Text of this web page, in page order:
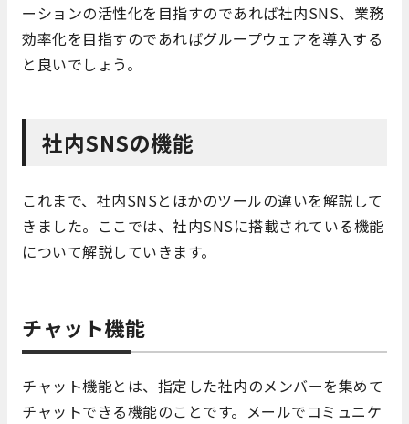
ーションの活性化を目指すのであれば社内SNS、業務
効率化を目指すのであればグループウェアを導入する
と良いでしょう。
社内SNSの機能
これまで、社内SNSとほかのツールの違いを解説して
きました。ここでは、社内SNSに搭載されている機能
について解説していきます。
チャット機能
チャット機能とは、指定した社内のメンバーを集めて
チャットできる機能のことです。メールでコミュニケ